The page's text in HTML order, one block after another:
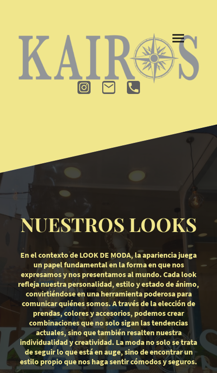
NUESTROS LOOKS
En el contexto de LOOK DE MODA, la apariencia juega
un papel fundamental en la forma en que nos
expresamos y nos presentamos al mundo. Cada look
refleja nuestra personalidad, estilo y estado de ánimo,
convirtiéndose en una herramienta poderosa para
comunicar quiénes somos. A través de la elección de
prendas, colores y accesorios, podemos crear
combinaciones que no solo sigan las tendencias
actuales, sino que también resalten nuestra
individualidad y creatividad. La moda no solo se trata
de seguir lo que está en auge, sino de encontrar un
estilo propio que nos haga sentir cómodos y seguros.